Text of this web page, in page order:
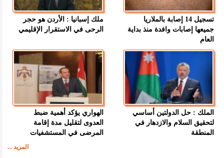
تسجيل 14 إصابة بالملاريا
جميعها إصابات وافدة منذ بداية
العام
ملك إسبانيا : الأردن هو حجر
الرحى في الاستقرار الإقليمي
الملك : حل الدولتين أساسي
لتحقيق السلام والازدهار في
المنطقة
الهواري يؤكد أهمية ضبط
العدوى لتقليل مدة إقامة
المرضى في المستشفيات
المزيد ...